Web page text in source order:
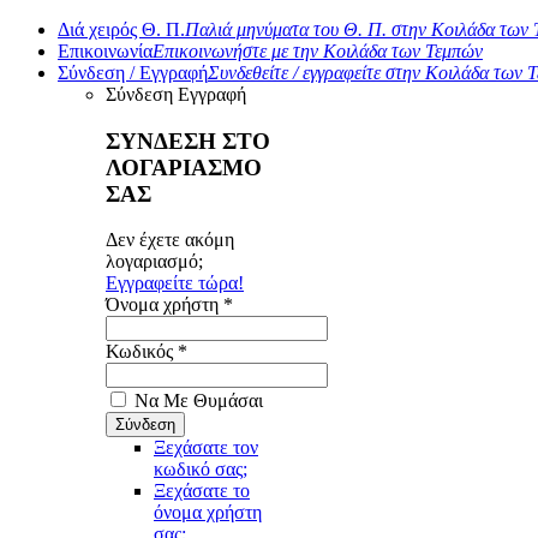
Διά χειρός Θ. Π.Παλιά μηνύματα του Θ. Π. στην Κοιλάδα των
ΕπικοινωνίαΕπικοινωνήστε με την Κοιλάδα των Τεμπών
Σύνδεση / ΕγγραφήΣυνδεθείτε / εγγραφείτε στην Κοιλάδα των
Σύνδεση Εγγραφή
ΣΥΝΔΕΣΗ ΣΤΟ
ΛΟΓΑΡΙΑΣΜΟ
ΣΑΣ
Δεν έχετε ακόμη
λογαριασμό;
Εγγραφείτε τώρα!
Όνομα χρήστη *
Κωδικός *
Να Με Θυμάσαι
Ξεχάσατε τον
κωδικό σας;
Ξεχάσατε το
όνομα χρήστη